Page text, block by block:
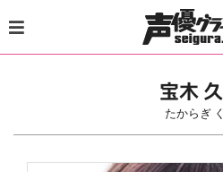
to
content
宝木
たからぎ